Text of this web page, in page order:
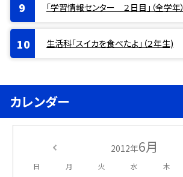
「学習情報センター ２日目」（全学年）
生活科「スイカを食べたよ」（２年生)
カレンダー
2012年6月
日 月 火 水 木